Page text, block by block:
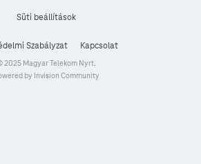
Süti beállítások
Szabályzat Kapcsolat
2025 Magyar Telekom Nyrt.
by Invision Community